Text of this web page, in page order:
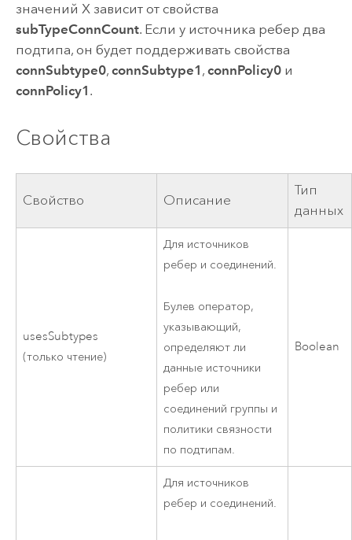
значений X зависит от свойства
subTypeConnCount. Если у источника ребер два
подтипа, он будет поддерживать свойства
connSubtype0, connSubtype1 , connPolicy0и
connPolicy1 .
Свойства
Свойство Описание
Тип
данных
usesSubtypes
(только чтение)
Для источников
ребер и соединений.
Булев оператор,
указывающий,
определяют ли
данные источники
ребер или
соединений группы и
политики связности
по подтипам.
Boolean
Для источников
ребер и соединений.